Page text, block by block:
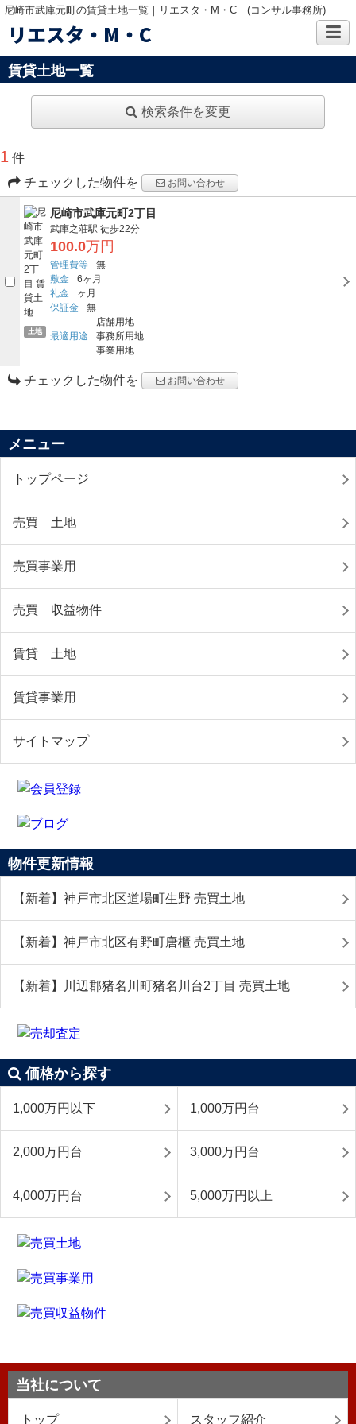
尼崎市武庫元町の賃貸土地一覧｜リエスタ・M・C (コンサル事務所)
リエスタ・M・C
賃貸土地一覧
検索条件を変更
1 件
チェックした物件を
お問い合わせ
土地
尼崎市武庫元町2丁目
武庫之荘駅 徒歩22分
100.0万円
管理費等
無
敷金
6ヶ月
礼金
ヶ月
保証金
無
最適用途
店舗用地
事務所用地
事業用地
チェックした物件を お問い合わせ
メニュー
トップページ
売買 土地
売買事業用
売買 収益物件
賃貸 土地
賃貸事業用
サイトマップ
物件更新情報
【新着】神戸市北区道場町生野 売買土地
【新着】神戸市北区有野町唐櫃 売買土地
【新着】川辺郡猪名川町猪名川台2丁目 売買土地
価格から探す
1,000万円以下 1,000万円台
2,000万円台 3,000万円台
4,000万円台 5,000万円以上
当社について
トップ スタッフ紹介